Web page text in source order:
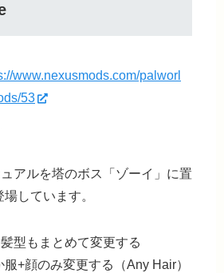
www.nexusmods.com/palworl
53
アルを塔のボス「ゾーイ」に置
しています。
型もまとめて変更する
服+顔のみ変更する（Any Hair）